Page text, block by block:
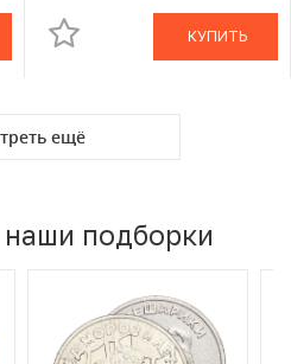
КУПИТЬ
ещё
подборки